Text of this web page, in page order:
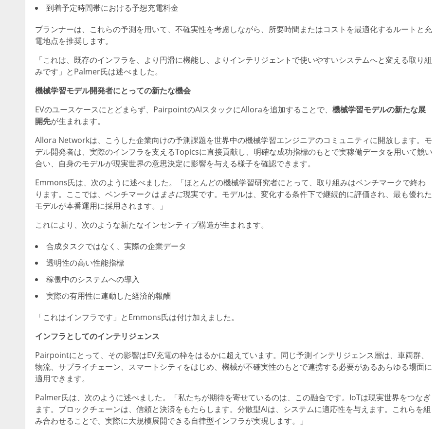
到着予定時間帯における予想充電料金
プランナーは、これらの予測を用いて、不確実性を考慮しながら、所要時間またはコストを最適化するルートと充
電地点を推奨します。
「これは、既存のインフラを、より円滑に機能し、よりインテリジェントで使いやすいシステムへと変える取り組
みです」とPalmer氏は述べました。
機械学習モデル開発者にとっての新たな機会
EVのユースケースにとどまらず、PairpointのAIスタックにAlloraを追加することで、 機械学習モデルの新たな展
開先が生まれます。
Allora Networkは、こうした企業向けの予測課題を世界中の機械学習エンジニアのコミュニティに開放します。モ
デル開発者は、実際のインフラを支えるTopicsに直接貢献し、明確な成功指標のもとで実稼働データを用いて競い
合い、自身のモデルが現実世界の意思決定に影響を与える様子を確認できます。
Emmons氏は、次のように述べました。「ほとんどの機械学習研究者にとって、取り組みはベンチマークで終わ
ります。ここでは、ベンチマークはまさに現実です。モデルは、変化する条件下で継続的に評価され、最も優れた
モデルが本番運用に採用されます。」
これにより、次のような新たなインセンティブ構造が生まれます。
合成タスクではなく、実際の企業データ
透明性の高い性能指標
稼働中のシステムへの導入
実際の有用性に連動した経済的報酬
「これはインフラです」とEmmons氏は付け加えました。
インフラとしてのインテリジェンス
Pairpointにとって、その影響はEV充電の枠をはるかに超えています。同じ予測インテリジェンス層は、車両群、
物流、サプライチェーン、スマートシティをはじめ、機械が不確実性のもとで連携する必要があるあらゆる場面に
適用できます。
Palmer氏は、次のように述べました。「私たちが期待を寄せているのは、この融合です。IoTは現実世界をつなぎ
ます。ブロックチェーンは、信頼と決済をもたらします。分散型AIは、システムに適応性を与えます。これらを組
み合わせることで、実際に大規模展開できる自律型インフラが実現します。」